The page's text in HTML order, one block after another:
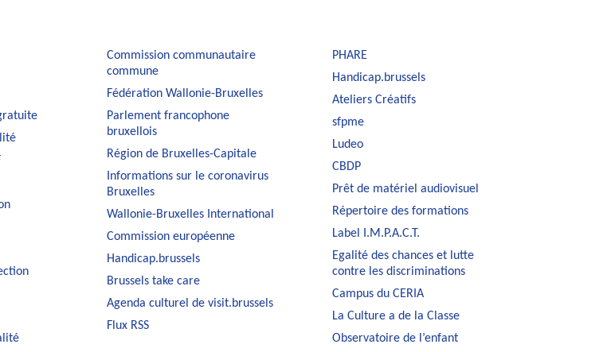
Commission communautaire
commune
Fédération Wallonie-Bruxelles
Parlement francophone
bruxellois
Région de Bruxelles-Capitale
Informations sur le coronavirus
Bruxelles
Wallonie-Bruxelles International
Commission européenne
Handicap.brussels
Brussels take care
Agenda culturel de visit.brussels
Flux RSS
PHARE
Handicap.brussels
Ateliers Créatifs
sfpme
Ludeo
CBDP
Prêt de matériel audiovisuel
Répertoire des formations
Label I.M.P.A.C.T.
Egalité des chances et lutte
contre les discriminations
Campus du CERIA
La Culture a de la Classe
Observatoire de l’enfant